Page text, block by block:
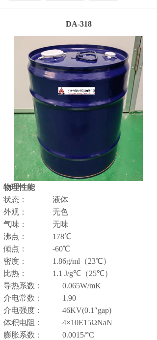
DA-318
物理性能
状态：
液体
外观：
无色
气味：
无味
沸点：
178℃
倾点：
-60℃
密度：
1.86g/ml（23℃）
比热：
1.1 J/g℃（25℃）
导热系数：
0.065W/mK
介电常数：
1.90
介电强度：
46KV(0.1″gap)
体积电阻：
4×10E15ΩNaN
膨胀系数：
0.0015/°C